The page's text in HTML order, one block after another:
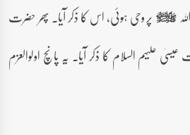
صلى‌الله‌عليه‌وآله‌وسلم پر وحی ہوئی، اس کا ذکر آیا۔ پھر حضرت
علیہم السلام کا ذکر آیا۔ یہ پانچ اولوالعزم